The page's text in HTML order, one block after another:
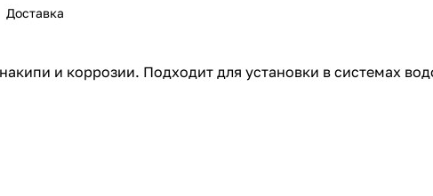
Доставка
и коррозии. Подходит для установки в системах